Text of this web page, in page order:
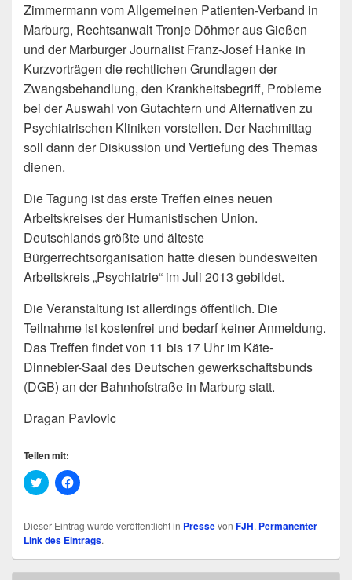
Zimmermann vom Allgemeinen Patienten-Verband in
Marburg, Rechtsanwalt Tronje Döhmer aus Gießen
und der Marburger Journalist Franz-Josef Hanke in
Kurzvorträgen die rechtlichen Grundlagen der
Zwangsbehandlung, den Krankheitsbegriff, Probleme
bei der Auswahl von Gutachtern und Alternativen zu
Psychiatrischen Kliniken vorstellen. Der Nachmittag
soll dann der Diskussion und Vertiefung des Themas
dienen.
Die Tagung ist das erste Treffen eines neuen
Arbeitskreises der Humanistischen Union.
Deutschlands größte und älteste
Bürgerrechtsorganisation hatte diesen bundesweiten
Arbeitskreis „Psychiatrie“ im Juli 2013 gebildet.
Die Veranstaltung ist allerdings öffentlich. Die
Teilnahme ist kostenfrei und bedarf keiner Anmeldung.
Das Treffen findet von 11 bis 17 Uhr im Käte-
Dinnebier-Saal des Deutschen gewerkschaftsbunds
(DGB) an der Bahnhofstraße in Marburg statt.
Dragan Pavlovic
Teilen mit:
K
l
k
,
u
ü
b
K
l
k
,
u
a
u
Dieser Eintrag wurde veröffentlicht in Pressevon FJH. Permanenter
Link des Eintrags.